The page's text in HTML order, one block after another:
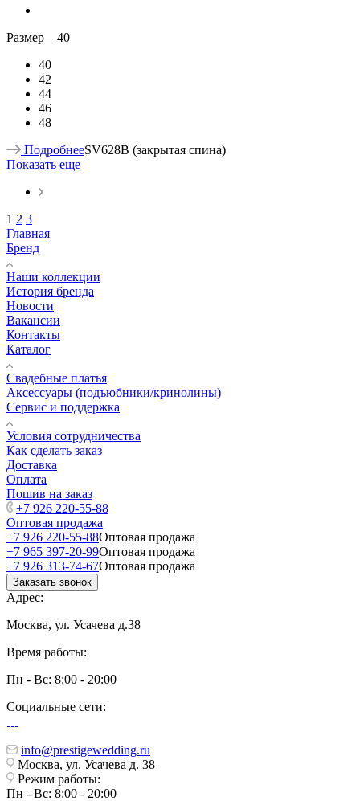
Размер—40
40
42
44
46
48
ПодробнееSV628B (закрытая спина)
Показать еще
1 2 3
Главная
Бренд
Наши коллекции
История бренда
Новости
Вакансии
Контакты
Каталог
Свадебные платья
Аксессуары (подъюбники/кринолины)
Сервис и поддержка
Условия сотрудничества
Как сделать заказ
Доставка
Оплата
Пошив на заказ
+7 926 220-55-88
Оптовая продажа
+7 926 220-55-88Оптовая продажа
+7 965 397-20-99Оптовая продажа
+7 926 313-74-67Оптовая продажа
Заказать звонок
Адрес:
Москва, ул. Усачева д.38
Время работы:
Пн - Вс: 8:00 - 20:00
Социальные сети:
info@prestigewedding.ru
Москва, ул. Усачева д. 38
Режим работы:
Пн - Вс: 8:00 - 20:00